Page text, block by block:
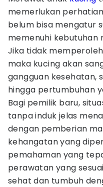
memerlukan
belum bisa mengatur
memenuhi kebutuhan
Jika tidak
maka kucing akan
gangguan kesehatan,
hingga pertumbuhan
Bagi pemilik baru,
tanpa induk jelas
dengan pemberian
kehangatan yang
pemahaman yang
perawatan yang
sehat dan tumbuh